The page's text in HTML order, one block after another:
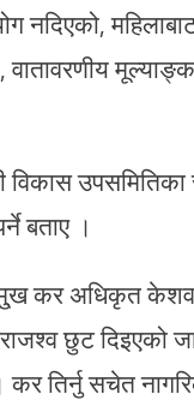
नदिएको,
वातावरणीय
विकास
बताए ।
कर अधिकृत
छुट
तिर्नु सचेत